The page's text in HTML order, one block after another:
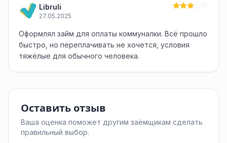
Libruli
27.05.2025
Оформлял займ для оплаты коммуналки. Всё прошло
быстро, но переплачивать не хочется, условия
тяжёлые для обычного человека.
Оставить отзыв
Ваша оценка поможет другим заёмщикам сделать
правильный выбор.